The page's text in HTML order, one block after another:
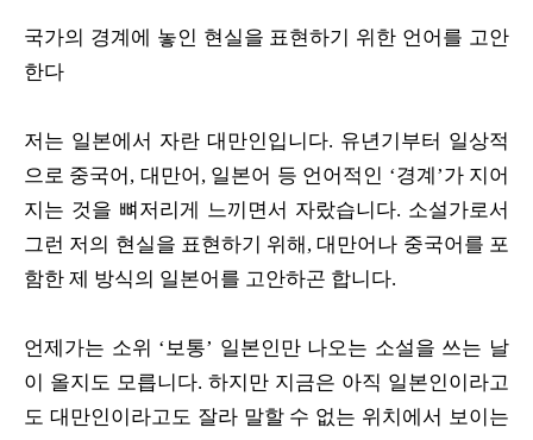
국가의 경계에 놓인 현실을 표현하기 위한 언어를 고안
한다
저는 일본에서 자란 대만인입니다. 유년기부터 일상적
으로 중국어, 대만어, 일본어 등 언어적인 ‘경계’가 지어
지는 것을 뼈저리게 느끼면서 자랐습니다. 소설가로서
그런 저의 현실을 표현하기 위해, 대만어나 중국어를 포
함한 제 방식의 일본어를 고안하곤 합니다.
언제가는 소위 ‘보통’ 일본인만 나오는 소설을 쓰는 날
이 올지도 모릅니다. 하지만 지금은 아직 일본인이라고
도 대만인이라고도 잘라 말할 수 없는 위치에서 보이는